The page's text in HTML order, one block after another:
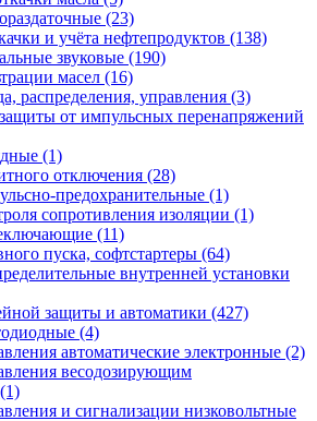
(23)
и учёта нефтепродуктов (138)
звуковые (190)
масел (16)
распределения, управления (3)
от импульсных перенапряжений
(1)
отключения (28)
предохранительные (1)
сопротивления изоляции (1)
(11)
пуска, софтстартеры (64)
внутренней установки
защиты и автоматики (427)
(4)
автоматические электронные (2)
весодозирующим
и сигнализации низковольтные